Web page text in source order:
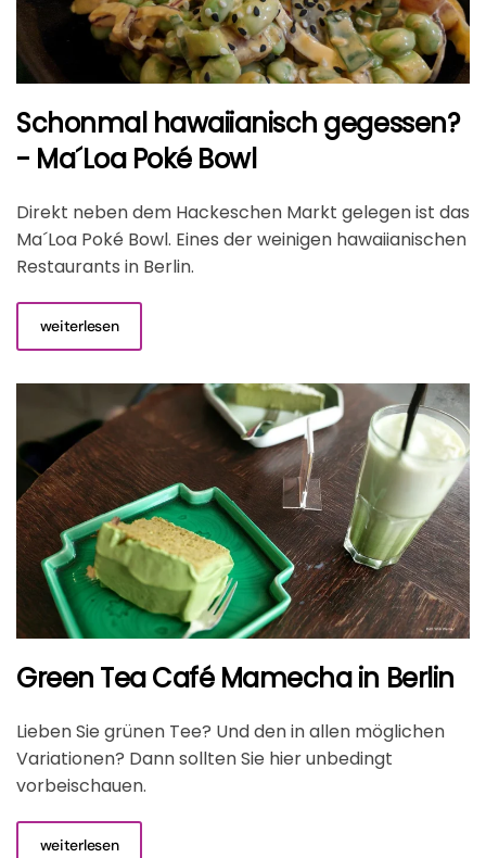
Schonmal hawaiianisch gegessen?
- Ma´Loa Poké Bowl
Direkt neben dem Hackeschen Markt gelegen ist das
Ma´Loa Poké Bowl. Eines der weinigen hawaiianischen
Restaurants in Berlin.
weiterlesen
Green Tea Café Mamecha in Berlin
Lieben Sie grünen Tee? Und den in allen möglichen
Variationen? Dann sollten Sie hier unbedingt
vorbeischauen.
weiterlesen